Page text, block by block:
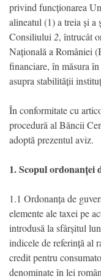
privind funcționarea
alineatul (1) a treia și a
Consiliului 2, întrucât
Națională a României
financiare, în măsura
asupra stabilității
În conformitate cu
procedură al Băncii
adoptă prezentul aviz.
1. Scopul ordonanței
1.1 Ordonanța de
elemente ale taxei pe
introdusă la sfârșitul
indicele de referință al
credit pentru
denominate în lei